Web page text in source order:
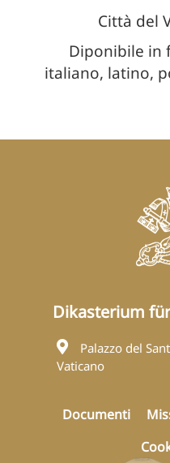
Città del
Diponibile in
italiano, latino,
Dikasterium
Palazzo del
Vaticano
Documenti